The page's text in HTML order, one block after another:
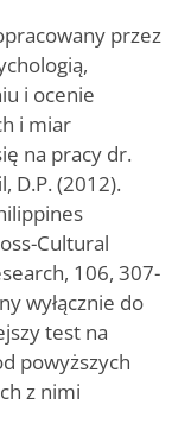
przez
i ocenie
i miar
na pracy dr.
D.P. (2012).
Cultural
106, 307-
wyłącznie do
test na
powyższych
z nimi